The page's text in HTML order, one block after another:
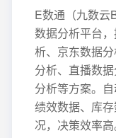
E数通（九数云
数据分析平台
析、京东数据
分析、直播数
分析等方案。
绩效数据、库
况，决策效率高